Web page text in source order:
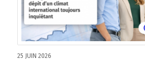
25 JUIN 2026